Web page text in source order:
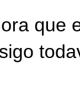
que